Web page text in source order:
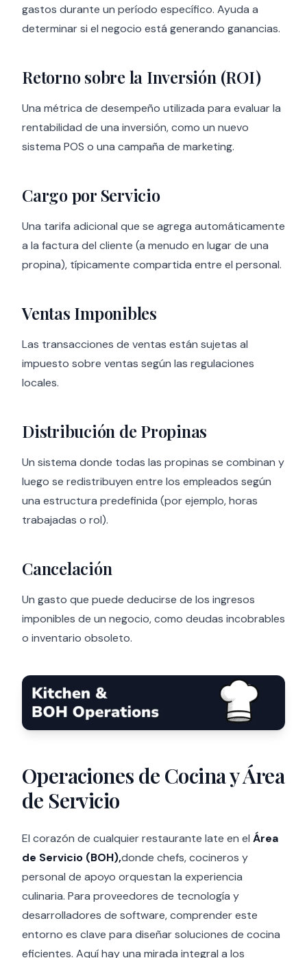
gastos durante un período específico. Ayuda a
determinar si el negocio está generando ganancias.
Retorno sobre la Inversión (ROI)
Una métrica de desempeño utilizada para evaluar la
rentabilidad de una inversión, como un nuevo
sistema POS o una campaña de marketing.
Cargo por Servicio
Una tarifa adicional que se agrega automáticamente
a la factura del cliente (a menudo en lugar de una
propina), típicamente compartida entre el personal.
Ventas Imponibles
Las transacciones de ventas están sujetas al
impuesto sobre ventas según las regulaciones
locales.
Distribución de Propinas
Un sistema donde todas las propinas se combinan y
luego se redistribuyen entre los empleados según
una estructura predefinida (por ejemplo, horas
trabajadas o rol).
Cancelación
Un gasto que puede deducirse de los ingresos
imponibles de un negocio, como deudas incobrables
o inventario obsoleto.
Operaciones de Cocina y Área
de Servicio
El corazón de cualquier restaurante late en el Área
de Servicio (BOH),donde chefs, cocineros y
personal de apoyo orquestan la experiencia
culinaria. Para proveedores de tecnología y
desarrolladores de software, comprender este
entorno es clave para diseñar soluciones de cocina
eficientes. Aquí hay una mirada integral a los